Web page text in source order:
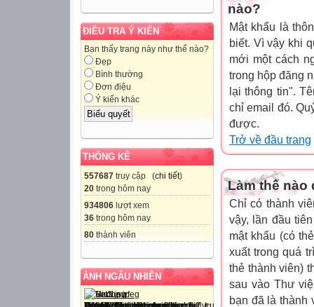
ĐIỀU TRA Ý KIẾN
Bạn thấy trang này như thế nào?
Đẹp
Bình thường
Đơn điệu
Ý kiến khác
THỐNG KÊ
557687 truy cập (chi tiết)
20 trong hôm nay
934806 lượt xem
36 trong hôm nay
80 thành viên
ẢNH NGẪU NHIÊN
nào?
Mật khẩu là
biết. Vì vậy khi
mới một cách
trong hộp đăng
lại thông tin".
chỉ email đó.
được.
Trở về đầu trang
Làm thế nào
Chỉ có thành
vậy, lần đầu
mật khẩu (có
xuất trong quá
thẻ thành viên)
sau vào Thư
bạn đã là thành